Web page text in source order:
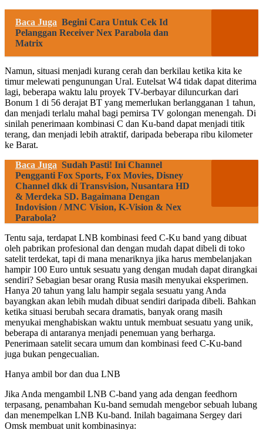
Baca Juga Begini Cara Untuk Cek Id
Pelanggan Receiver Nex Parabola dan
Matrix
Namun, situasi menjadi kurang cerah dan berkilau ketika kita ke
timur melewati pengunungan Ural. Eutelsat W4 tidak dapat diterima
lagi, beberapa waktu lalu proyek TV-berbayar diluncurkan dari
Bonum 1 di 56 derajat BT yang memerlukan berlangganan 1 tahun,
dan menjadi terlalu mahal bagi pemirsa TV golongan menengah. Di
sinilah penerimaan kombinasi C dan Ku-band dapat menjadi titik
terang, dan menjadi lebih atraktif, daripada beberapa ribu kilometer
ke Barat.
Baca Juga Sudah Pasti! Ini Channel
Pengganti Fox Sports, Fox Movies, Disney
Channel dkk di Transvision, Nusantara HD
& Merdeka SD. Bagaimana Dengan
Indovision / MNC Vision, K-Vision & Nex
Parabola?
Tentu saja, terdapat LNB kombinasi feed C-Ku band yang dibuat
oleh pabrikan profesional dan dengan mudah dapat dibeli di toko
satelit terdekat, tapi di mana menariknya jika harus membelanjakan
hampir 100 Euro untuk sesuatu yang dengan mudah dapat dirangkai
sendiri? Sebagian besar orang Rusia masih menyukai eksperimen.
Hanya 20 tahun yang lalu hampir segala sesuatu yang Anda
bayangkan akan lebih mudah dibuat sendiri daripada dibeli. Bahkan
ketika situasi berubah secara dramatis, banyak orang masih
menyukai menghabiskan waktu untuk membuat sesuatu yang unik,
beberapa di antaranya menjadi penemuan yang berharga.
Penerimaan satelit secara umum dan kombinasi feed C-Ku-band
juga bukan pengecualian.
Hanya ambil bor dan dua LNB
Jika Anda mengambil LNB C-band yang ada dengan feedhorn
terpasang, penambahan Ku-band semudah mengebor sebuah lubang
dan menempelkan LNB Ku-band. Inilah bagaimana Sergey dari
Omsk membuat unit kombinasinya: